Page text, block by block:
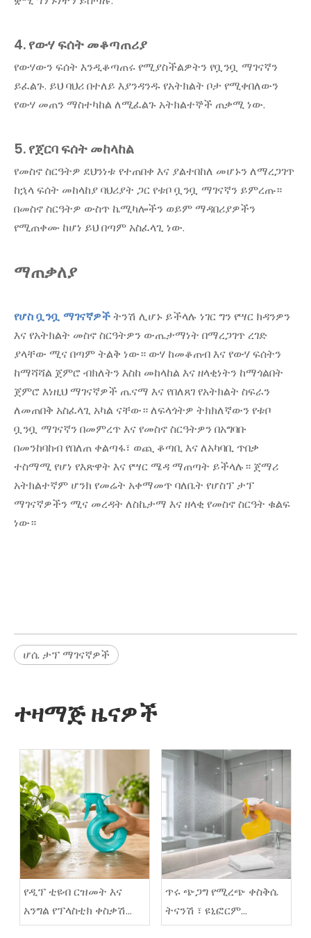
4. የውሃ ፍሰት መቆጣጠሪያ
የውሃውን ፍሰት እንዲቆጣጠሩ የሚያስችልዎትን የቧንቧ ማገናኛን
ይፈልጉ. ይህ ባህሪ በተለይ እያንዳንዱ የአትክልት ቦታ የሚቀበለውን
የውሃ መጠን ማስተካከል ለሚፈልጉ አትክልተኞች ጠቃሚ ነው.
5. የጀርባ ፍሰት መከላከል
የመስኖ ስርዓትዎ ደህንነቱ የተጠበቀ እና ያልተበከለ መሆኑን ለማረጋገጥ
ከኋላ ፍሰት መከላከያ ባህሪያት ጋር የቱቦ ቧንቧ ማገናኛን ይምረጡ።
በመስኖ ስርዓትዎ ውስጥ ኬሚካሎችን ወይም ማዳበሪያዎችን
የሚጠቀሙ ከሆነ ይህ በጣም አስፈላጊ ነው.
ማጠቃለያ
የሆስ ቧንቧ ማገናኛዎችትንሽ ሊሆኑ ይችላሉ ነገር ግን የሣር ክዳንዎን
እና የአትክልት መስኖ ስርዓትዎን ውጤታማነት በማረጋገጥ ረገድ
ያላቸው ሚና በጣም ትልቅ ነው። ውሃ ከመቆጠብ እና የውሃ ፍሰትን
ከማሻሻል ጀምሮ ብክለትን እስከ መከላከል እና ዘላቂነትን ከማጎልበት
ጀምሮ እነዚህ ማገናኛዎች ጤናማ እና የበለጸገ የአትክልት ስፍራን
ለመጠበቅ አስፈላጊ አካል ናቸው። ለፍላጎትዎ ትክክለኛውን የቱቦ
ቧንቧ ማገናኛን በመምረጥ እና የመስኖ ስርዓትዎን በአግባቡ
በመንከባከብ የበለጠ ቀልጣፋ፣ ወጪ ቆጣቢ እና ለአካባቢ ጥበቃ
ተስማሚ የሆነ የእጽዋት እና የሣር ሜዳ ማጠጣት ይችላሉ። ጀማሪ
አትክልተኛም ሆንክ የመሬት አቀማመጥ ባለቤት የሆስፕ ታፕ
ማገናኛዎችን ሚና መረዳት ለስኬታማ እና ዘላቂ የመስኖ ስርዓት ቁልፍ
ነው።
ሆሴ ታፕ ማገናኛዎች
ተዛማጅ ዜናዎች
የዲፕ ቲዩብ ርዝመት እና
አንግል የፕላስቲክ ቀስቃሽ
የውሃ መርጫ እንዴት
ጥሩ ጭጋግ የሚረጭ ቀስቅሴ
ትናንሽ ፣ ዩኒፎርም
ጠብታዎችን እንዴት